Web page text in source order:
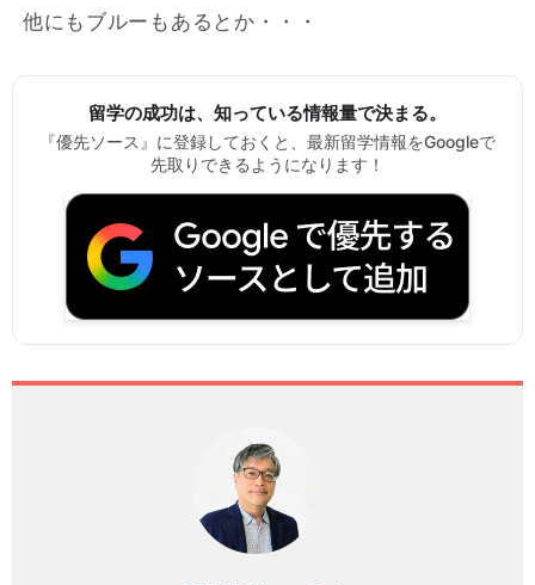
他にもブルーもあるとか・・・
留学の成功は、知っている情報量で決まる。
『優先ソース』に登録しておくと、最新留学情報をGoogleで
先取りできるようになります！